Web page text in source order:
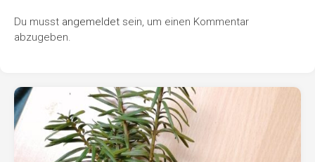
Du musst angemeldet sein, um einen Kommentar
abzugeben.